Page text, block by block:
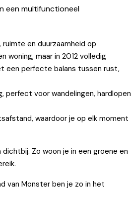
een multifunctioneel
en duurzaamheid op
woning, maar in 2012 volledig
een perfecte balans tussen rust,
perfect voor wandelingen, hardlopen
waardoor je op elk moment
Zo woon je in een groene en
van Monster ben je zo in het